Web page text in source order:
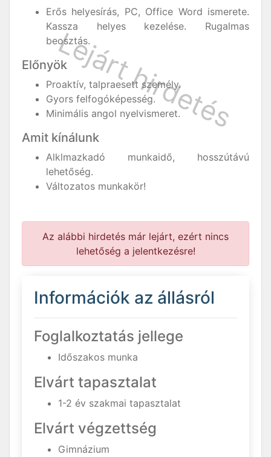
Erős helyesírás, PC, Office Word ismerete.
Kassza helyes kezelése. Rugalmas
beosztás.
Előnyök
Proaktív, talpraesett személy.
Gyors felfogóképesség.
Minimális angol nyelvismeret.
Amit kínálunk
Alklmazkadó munkaidő, hosszútávú
lehetőség.
Változatos munkakör!
Az alábbi hirdetés már lejárt, ezért nincs
lehetőség a jelentkezésre!
Információk az állásról
Foglalkoztatás jellege
Időszakos munka
Elvárt tapasztalat
1-2 év szakmai tapasztalat
Elvárt végzettség
Gimnázium